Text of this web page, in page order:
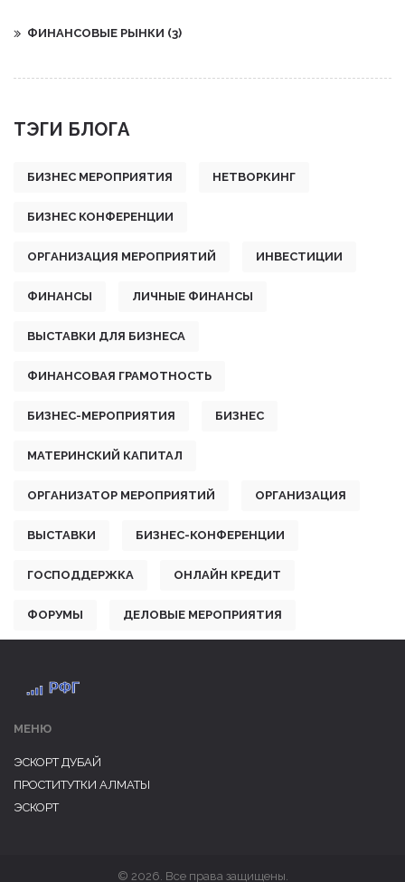
ФИНАНСОВЫЕ РЫНКИ (3)
ТЭГИ БЛОГА
БИЗНЕС МЕРОПРИЯТИЯ НЕТВОРКИНГ
БИЗНЕС КОНФЕРЕНЦИИ
ОРГАНИЗАЦИЯ МЕРОПРИЯТИЙ ИНВЕСТИЦИИ
ФИНАНСЫ ЛИЧНЫЕ ФИНАНСЫ
ВЫСТАВКИ ДЛЯ БИЗНЕСА
ФИНАНСОВАЯ ГРАМОТНОСТЬ
БИЗНЕС-МЕРОПРИЯТИЯ БИЗНЕС
МАТЕРИНСКИЙ КАПИТАЛ
ОРГАНИЗАТОР МЕРОПРИЯТИЙ ОРГАНИЗАЦИЯ
ВЫСТАВКИ БИЗНЕС-КОНФЕРЕНЦИИ
ГОСПОДДЕРЖКА ОНЛАЙН КРЕДИТ
ФОРУМЫ ДЕЛОВЫЕ МЕРОПРИЯТИЯ
МЕНЮ
ЭСКОРТ ДУБАЙ
ПРОСТИТУТКИ АЛМАТЫ
ЭСКОРТ
© 2026. Все права защищены.